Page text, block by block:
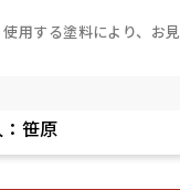
用する塗料により、お見
笹原